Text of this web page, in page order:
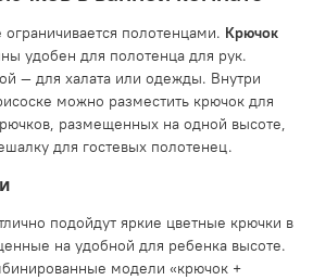
полотенцами. Крючок
удобен для полотенца для рук.
— для халата или одежды. Внутри
можно разместить крючок для
размещенных на одной высоте,
для гостевых полотенец.
подойдут яркие цветные крючки в
на удобной для ребенка высоте.
модели «крючок +